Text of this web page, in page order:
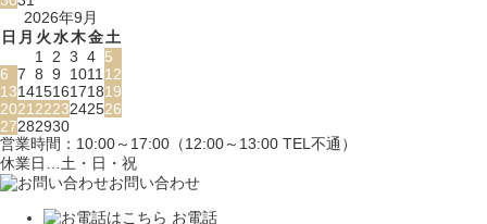
2026年9月
日 月 火水木金土
1
2 3 4 5
6 7 8 9 1011 12
13141516171819
2021 2223242526
27282930
営業時間：10:00～17:00（12:00～13:00 TEL不通）
休業日…土・日・祝
お問い合わせ
お電話